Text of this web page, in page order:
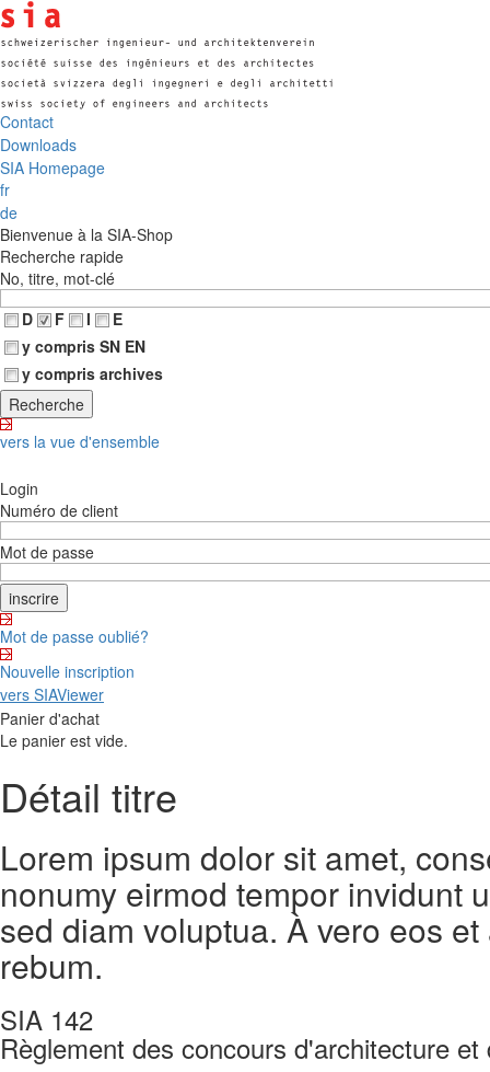
Contact
Downloads
SIA Homepage
fr
de
Bienvenue à la SIA-Shop
Recherche rapide
No, titre, mot-clé
D
F I
E
y compris SN EN
y compris archives
vers la vue d'ensemble
Login
Numéro de client
Mot de passe
Mot de passe oublié?
Nouvelle inscription
vers SIAViewer
Panier d'achat
Le panier est vide.
Détail titre
Lorem ipsum dolor sit amet,
nonumy eirmod tempor invidunt
sed diam voluptua. À vero eos
rebum.
SIA 142
Règlement des concours d'architecture et